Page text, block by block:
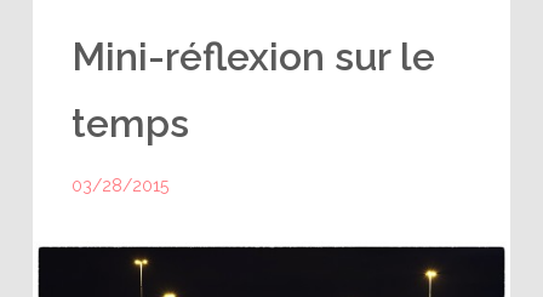
Mini-réflexion sur le
temps
03/28/2015